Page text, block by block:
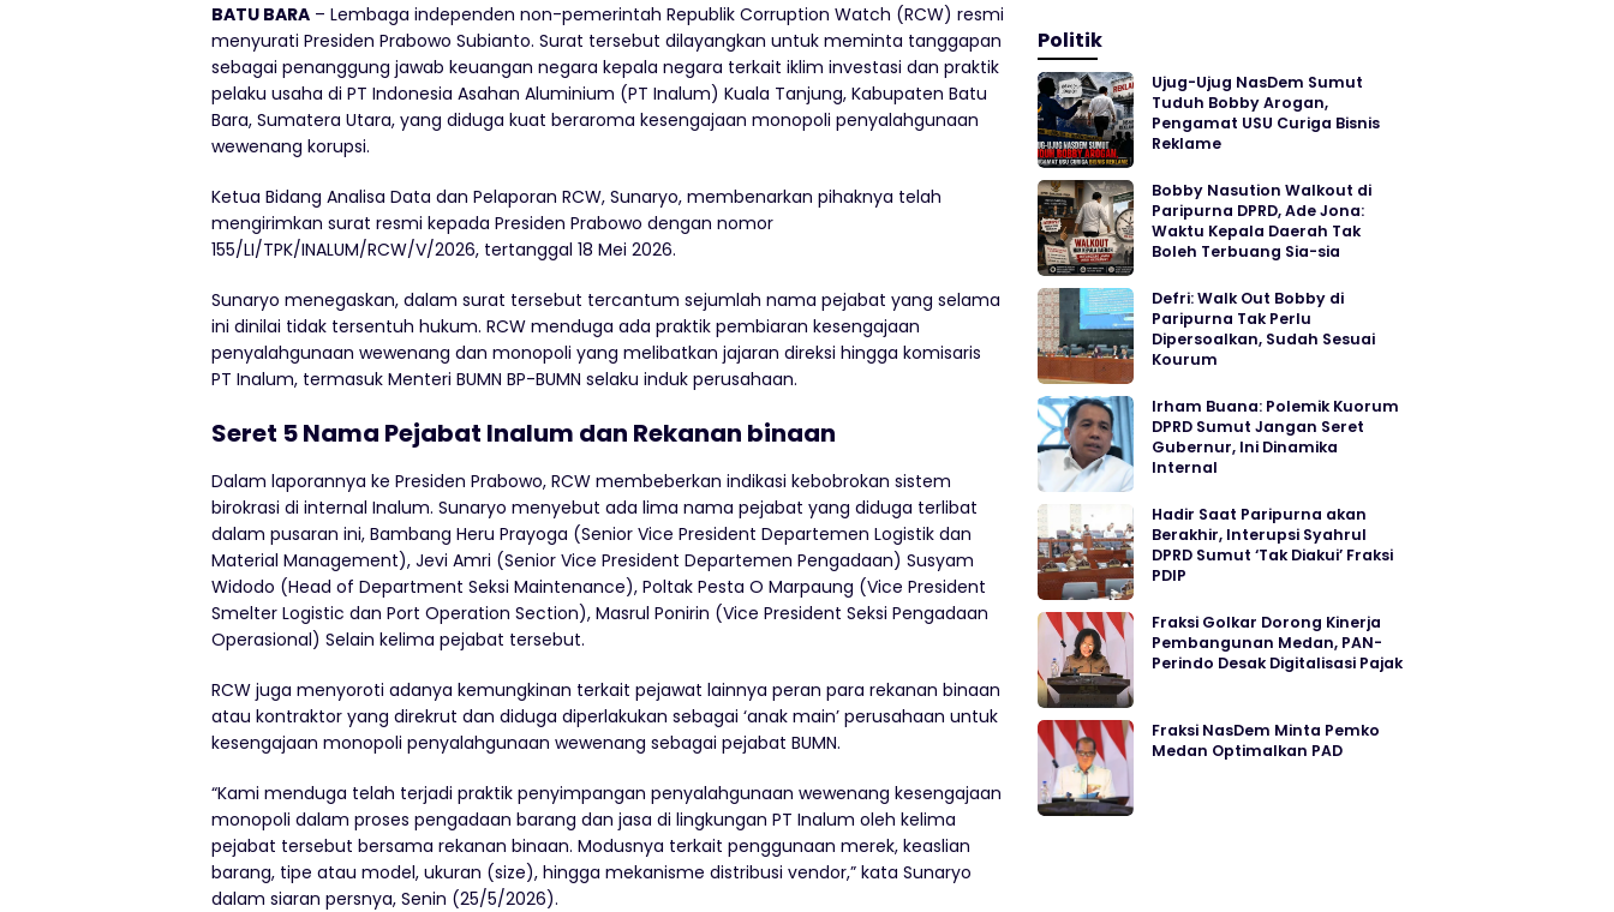
BATU BARA – Lembaga independen non-pemerintah Republik Corruption Watch (RCW) resmi
menyurati Presiden Prabowo Subianto. Surat tersebut dilayangkan untuk meminta tanggapan
sebagai penanggung jawab keuangan negara kepala negara terkait iklim investasi dan praktik
pelaku usaha di PT Indonesia Asahan Aluminium (PT Inalum) Kuala Tanjung, Kabupaten Batu
Bara, Sumatera Utara, yang diduga kuat beraroma kesengajaan monopoli penyalahgunaan
wewenang korupsi.
Ketua Bidang Analisa Data dan Pelaporan RCW, Sunaryo, membenarkan pihaknya telah
mengirimkan surat resmi kepada Presiden Prabowo dengan nomor
155/LI/TPK/INALUM/RCW/V/2026, tertanggal 18 Mei 2026.
Sunaryo menegaskan, dalam surat tersebut tercantum sejumlah nama pejabat yang selama
ini dinilai tidak tersentuh hukum. RCW menduga ada praktik pembiaran kesengajaan
penyalahgunaan wewenang dan monopoli yang melibatkan jajaran direksi hingga komisaris
PT Inalum, termasuk Menteri BUMN BP-BUMN selaku induk perusahaan.
Seret 5 Nama Pejabat Inalum dan Rekanan binaan
Dalam laporannya ke Presiden Prabowo, RCW membeberkan indikasi kebobrokan sistem
birokrasi di internal Inalum. Sunaryo menyebut ada lima nama pejabat yang diduga terlibat
dalam pusaran ini, Bambang Heru Prayoga (Senior Vice President Departemen Logistik dan
Material Management), Jevi Amri (Senior Vice President Departemen Pengadaan) Susyam
Widodo (Head of Department Seksi Maintenance), Poltak Pesta O Marpaung (Vice President
Smelter Logistic dan Port Operation Section), Masrul Ponirin (Vice President Seksi Pengadaan
Operasional) Selain kelima pejabat tersebut.
RCW juga menyoroti adanya kemungkinan terkait pejawat lainnya peran para rekanan binaan
atau kontraktor yang direkrut dan diduga diperlakukan sebagai ‘anak main’ perusahaan untuk
kesengajaan monopoli penyalahgunaan wewenang sebagai pejabat BUMN.
“Kami menduga telah terjadi praktik penyimpangan penyalahgunaan wewenang kesengajaan
monopoli dalam proses pengadaan barang dan jasa di lingkungan PT Inalum oleh kelima
pejabat tersebut bersama rekanan binaan. Modusnya terkait penggunaan merek, keaslian
barang, tipe atau model, ukuran (size), hingga mekanisme distribusi vendor,” kata Sunaryo
dalam siaran persnya, Senin (25/5/2026).
Politik
Ujug-Ujug NasDem Sumut
Tuduh Bobby Arogan,
Pengamat USU Curiga Bisnis
Reklame
Bobby Nasution Walkout di
Paripurna DPRD, Ade Jona:
Waktu Kepala Daerah Tak
Boleh Terbuang Sia-sia
Defri: Walk Out Bobby di
Paripurna Tak Perlu
Dipersoalkan, Sudah Sesuai
Kourum
Irham Buana: Polemik Kuorum
DPRD Sumut Jangan Seret
Gubernur, Ini Dinamika
Internal
Hadir Saat Paripurna akan
Berakhir, Interupsi Syahrul
DPRD Sumut ‘Tak Diakui’ Fraksi
PDIP
Fraksi Golkar Dorong Kinerja
Pembangunan Medan, PAN-
Perindo Desak Digitalisasi Pajak
Fraksi NasDem Minta Pemko
Medan Optimalkan PAD